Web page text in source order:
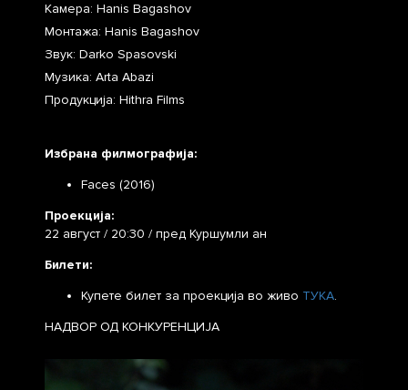
Камера: Hanis Bagashov
Монтажа: Hanis Bagashov
Звук: Darko Spasovski
Музика: Arta Abazi
Продукција: Hithra Films
Избрана филмографија:
Faces (2016)
Проекција:
22 август / 20:30 / пред Куршумли aн
Билети:
Купете билет за проекција во живо ТУКА.
НАДВОР ОД КОНКУРЕНЦИЈА